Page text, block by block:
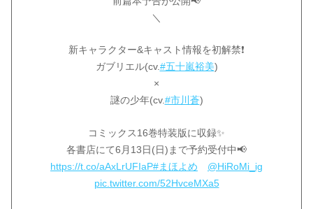
＼
新キャラクター&キャスト情報を初解禁❗
ガブリエル(cv.#五十嵐裕美)
×
謎の少年(cv.#市川蒼)
コミックス16巻特装版に収録✨
各書店にて6月13日(日)まで予約受付中📢
https://t.co/aAxLrUFIaP#まほよめ
@HiRoMi_ig
pic.twitter.com/52HvceMXa5